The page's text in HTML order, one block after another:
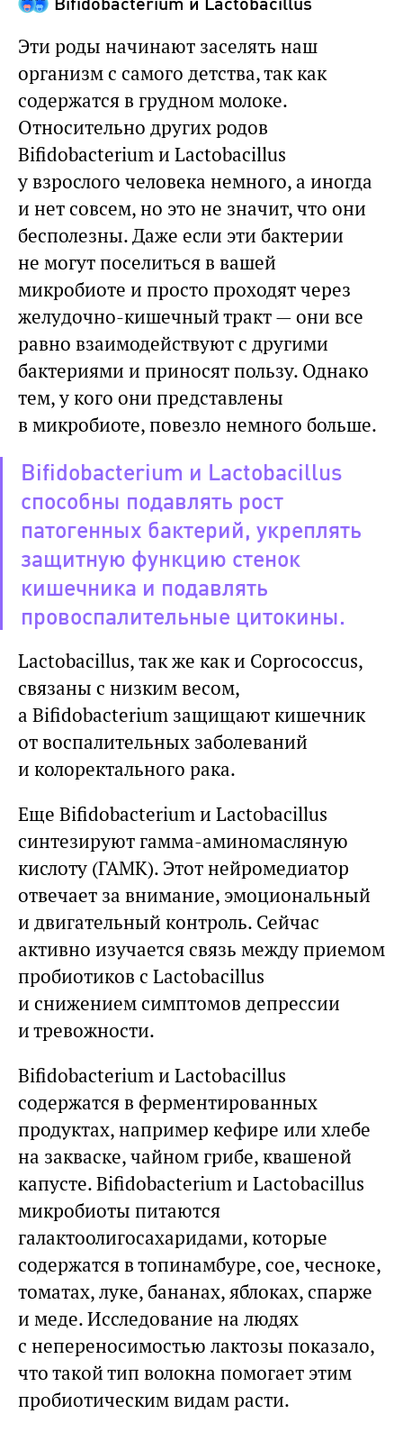
Эти роды начинают заселять наш
организм с самого детства, так как
содержатся в грудном молоке.
Относительно других родов
Bifidobacterium и Lactobacillus
у взрослого человека немного, а иногда
и нет совсем, но это не значит, что они
бесполезны. Даже если эти бактерии
не могут поселиться в вашей
микробиоте и просто проходят через
желудочно-кишечный тракт — они все
равно взаимодействуют с другими
бактериями и приносят пользу. Однако
тем, у кого они представлены
в микробиоте, повезло немного больше.
Bifidobacterium и Lactobacillus
способны подавлять рост
патогенных бактерий, укреплять
защитную функцию стенок
кишечника и подавлять
провоспалительные цитокины.
Lactobacillus, так же как и Coprococcus,
связаны с низким весом,
а Bifidobacterium защищают кишечник
от воспалительных заболеваний
и колоректального рака.
Еще Bifidobacterium и Lactobacillus
синтезируют гамма-аминомасляную
кислоту (ГАМК). Этот нейромедиатор
отвечает за внимание, эмоциональный
и двигательный контроль. Сейчас
активно изучается связь между приемом
пробиотиков с Lactobacillus
и снижением симптомов депрессии
и тревожности.
Bifidobacterium и Lactobacillus
содержатся в ферментированных
продуктах, например кефире или хлебе
на закваске, чайном грибе, квашеной
капусте. Bifidobacterium и Lactobacillus
микробиоты питаются
галактоолигосахаридами, которые
содержатся в топинамбуре, сое, чесноке,
томатах, луке, бананах, яблоках, спарже
и меде. Исследование на людях
с непереносимостью лактозы показало,
что такой тип волокна помогает этим
пробиотическим видам расти.